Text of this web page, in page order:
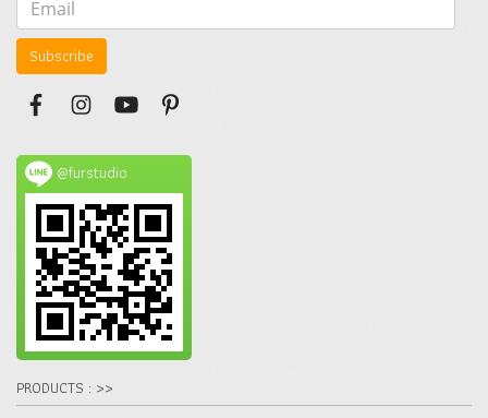
Subscribe
@furstudio
PRODUCTS : >>